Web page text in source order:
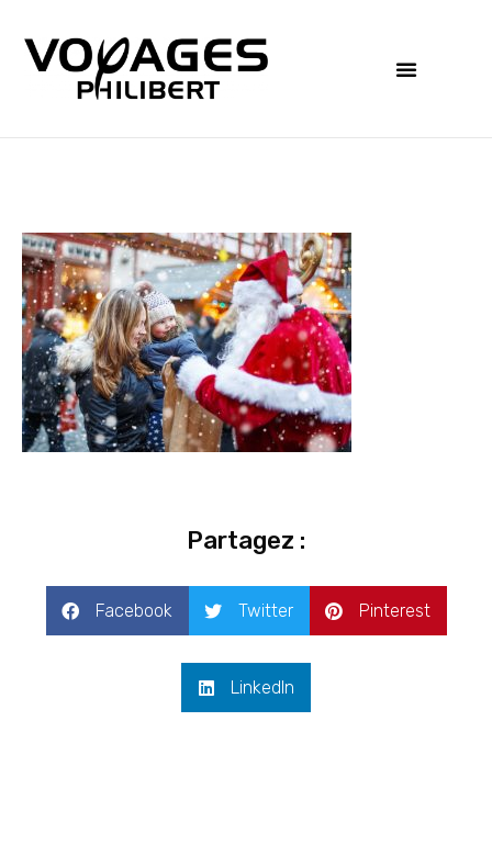
Partagez :
Facebook Twitter Pinterest
LinkedIn